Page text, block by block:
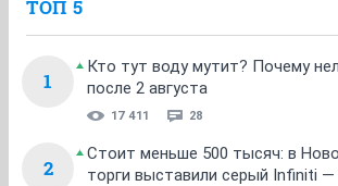
ТОП 5
1
Кто тут воду мутит? Почему
после 2 августа
17 411 28
2
Стоит меньше 500 тысяч: в
торги выставили серый Infiniti —